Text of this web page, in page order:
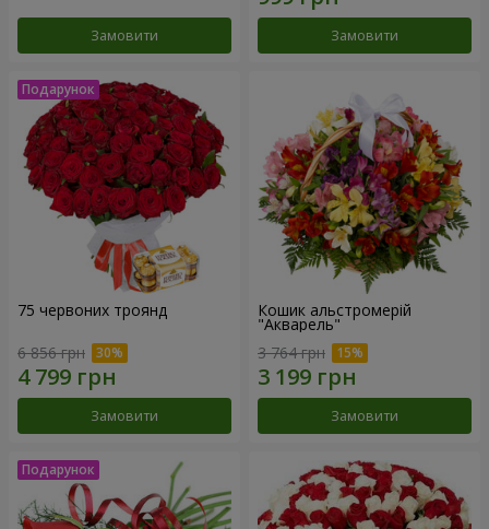
Замовити Замовити
75 червоних троянд
6 856 грн
Замовити
Кошик альстромерій
"Акварель"
3 764 грн
Замовити